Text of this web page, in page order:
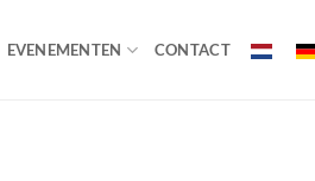
EVENEMENTEN CONTACT